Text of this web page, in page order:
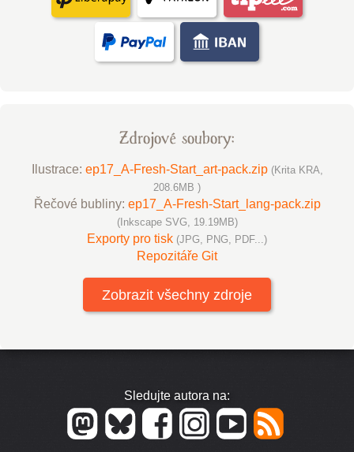
Zdrojové soubory:
Ilustrace: ep17_A-Fresh-Start_art-pack.zip (Krita KRA,
208.6MB )
Řečové bubliny: ep17_A-Fresh-Start_lang-pack.zip
(Inkscape SVG, 19.19MB)
Exporty pro tisk (JPG, PNG, PDF...)
Repozitáře Git
Zobrazit všechny zdroje
Sledujte autora na: